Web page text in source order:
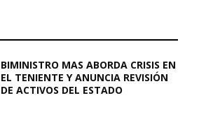
BIMINISTRO MAS ABORDA CRISIS EN
EL TENIENTE Y ANUNCIA REVISIÓN
DE ACTIVOS DEL ESTADO